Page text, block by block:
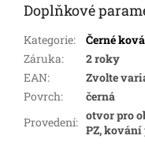
Doplňkové
Kategorie:
Černé
Záruka:
2 roky
EAN:
Zvolte
Povrch:
černá
Provedení: otvor pro
PZ, kování